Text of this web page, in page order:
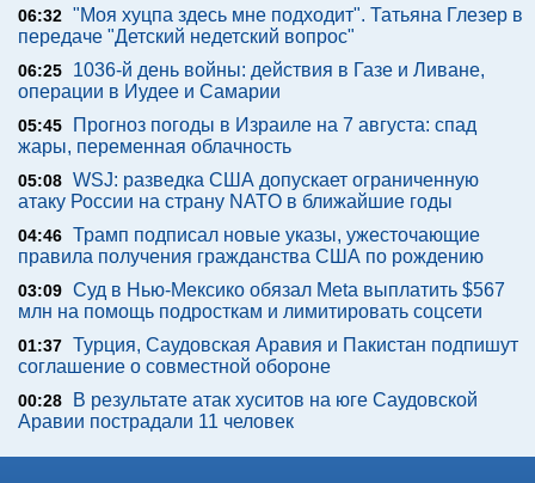
06:32 "Моя хуцпа здесь мне подходит". Татьяна Глезер в
передаче "Детский недетский вопрос"
06:25
1036-й день войны: действия в Газе и Ливане,
операции в Иудее и Самарии
05:45
Прогноз погоды в Израиле на 7 августа: спад
жары, переменная облачность
05:08 WSJ: разведка США допускает ограниченную
атаку России на страну NATO в ближайшие годы
04:46 Трамп подписал новые указы, ужесточающие
правила получения гражданства США по рождению
03:09 Суд в Нью-Мексико обязал Meta выплатить $567
млн на помощь подросткам и лимитировать соцсети
01:37 Турция, Саудовская Аравия и Пакистан подпишут
соглашение о совместной обороне
00:28
В результате атак хуситов на юге Саудовской
Аравии пострадали 11 человек